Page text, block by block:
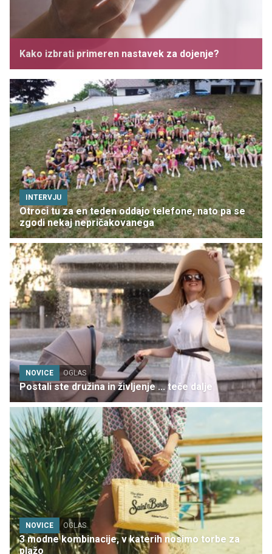
Kako izbrati primeren nastavek za dojenje?
INTERVJU
Otroci tu za en teden oddajo telefone, nato pa se
zgodi nekaj nepričakovanega
NOVICE OGLAS
Postali ste družina in življenje ... teče dalje
NOVICE OGLAS
3 modne kombinacije, v katerih nosimo torbe za
plažo